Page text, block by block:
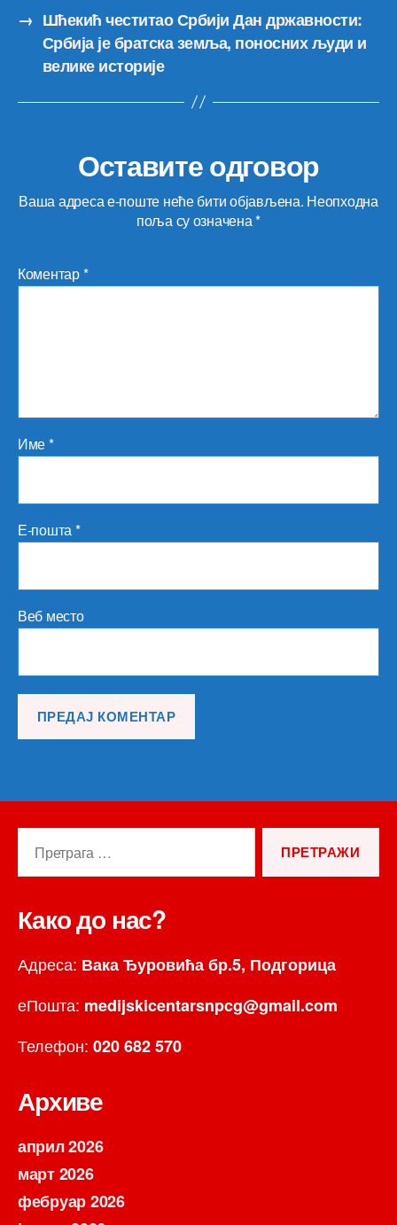
→ Шћекић честитао Србији Дан државности:
Србија је братска земља, поносних људи и
велике историје
Оставите одговор
Ваша адреса е-поште неће бити објављена. Неопходна
поља су означена*
Коментар*
Име*
Е-пошта*
Веб место
Како до нас?
Адреса: Вака Ђуровића бр.5, Подгорица
еПошта: medijskicentarsnpcg@gmail.com
Телефон: 020 682 570
Архиве
април 2026
март 2026
фебруар 2026